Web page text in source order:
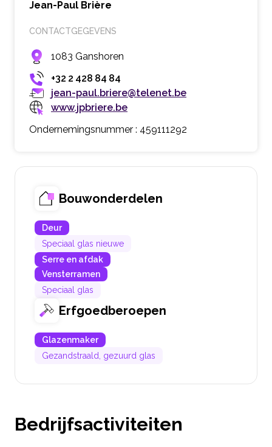
Jean-Paul Brière
CONTACTGEGEVENS
1083 Ganshoren
+32 2 428 84 84
jean-paul.briere@telenet.be
www.jpbriere.be
Ondernemingsnummer : 459111292
Bouwonderdelen
Deur
Speciaal glas nieuwe
Serre en afdak
Vensterramen
Speciaal glas
Erfgoedberoepen
Glazenmaker
Gezandstraald, gezuurd glas
Bedrijfsactiviteiten